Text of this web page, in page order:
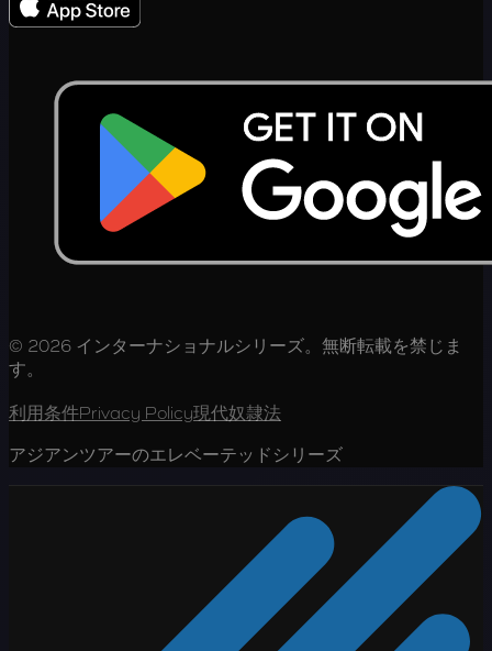
© 2026 インターナショナルシリーズ。無断転載を禁じま
す。
利用条件Privacy Policy現代奴隷法
アジアンツアーのエレベーテッドシリーズ